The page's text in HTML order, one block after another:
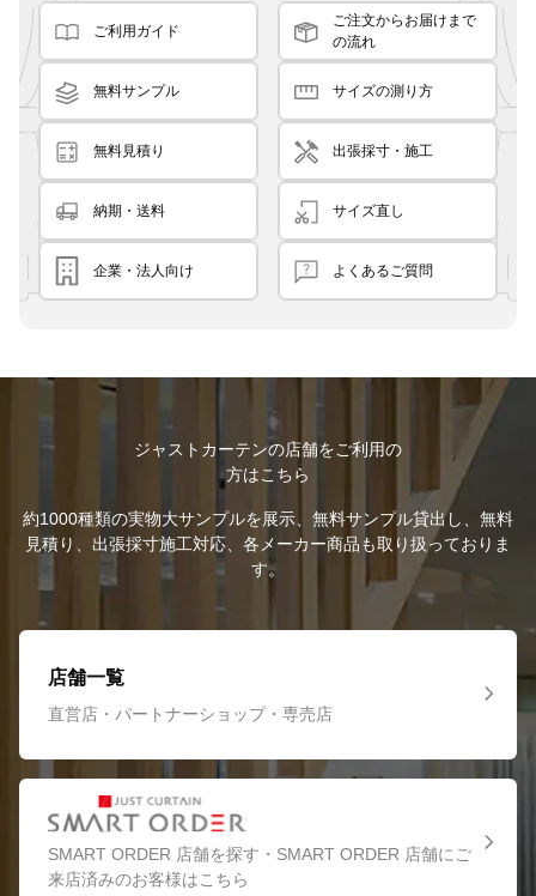
ご利用ガイド
ご注文からお届けまで
の流れ
無料サンプル サイズの測り方
無料見積り 出張採寸・施工
納期・送料 サイズ直し
企業・法人向け よくあるご質問
ジャストカーテンの店舗をご利用の
方はこちら
約1000種類の実物大サンプルを展示、無料サンプル貸出し、無料
見積り、出張採寸施工対応、各メーカー商品も取り扱っておりま
す。
店舗一覧
直営店・パートナーショップ・専売店
SMART ORDER 店舗を探す・SMART ORDER 店舗にご
来店済みのお客様はこちら